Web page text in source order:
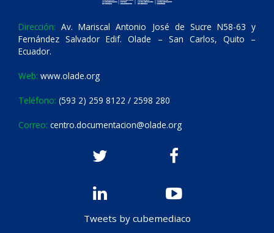
Dirección: Av. Mariscal Antonio José de Sucre N58-63 y
Fernández Salvador Edif. Olade – San Carlos, Quito –
Ecuador.
Web: www.olade.org
Teléfono: (593 2) 259 8122 / 2598 280
Correo: centro.documentacion@olade.org
Tweets by cubemediaco